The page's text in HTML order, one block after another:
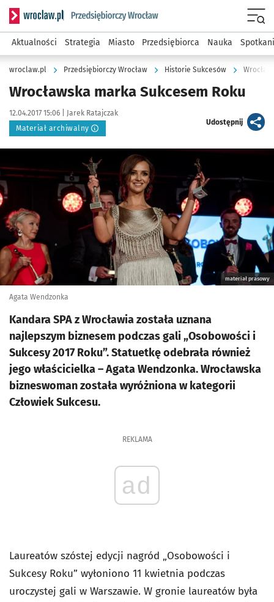
Serwis informacyjny wroclaw.pl podserwis: Strategia
Aktualności Strategia Miasto Przedsiębiorca Nauka
wroclaw.pl Przedsiębiorczy Wrocław Historie Sukcesów
Wrocławska marka Sukcesem Roku
Data publikacji:
12.04.2017 15:06 | Autor:
Jarek Ratajczak
Materiał archiwalny
Udostępnijartykuł
Kliknij, aby powiększyć
materiał prasowy
Agata Wendzonka
Kandara SPA z Wrocławia została uznana
najlepszym biznesem podczas gali „Osobowości i
Sukcesy 2017 Roku”. Statuetkę odebrała również
jego właścicielka – Agata Wendzonka. Wrocławska
bizneswoman została wyróżniona w kategorii
Człowiek Sukcesu.
REKLAMA
ad
Laureatów szóstej edycji nagród „Osobowości i
Sukcesy Roku” wyłoniono 11 kwietnia podczas
uroczystej gali w Warszawie. W gronie laureatów była